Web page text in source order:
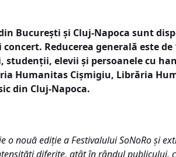
București și Cluj-Napoca sunt
concert. Reducerea generală este
studenții, elevii și persoanele cu
Humanitas Cișmigiu, Librăria
din Cluj-Napoca.
nouă ediție a Festivalului SoNoRo și
diferite, atât în rândul publicului,